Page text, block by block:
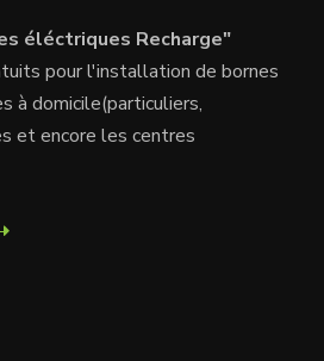
éléctriques Recharge"
pour l'installation de bornes
à domicile(particuliers,
et encore les centres